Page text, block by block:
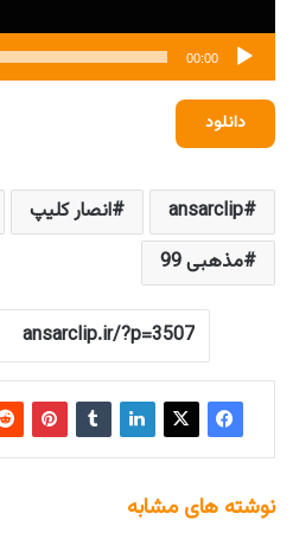
00:00
دانلود
ansarclip انصار کلیپ
مذهبی 99
نوشته های مشابه